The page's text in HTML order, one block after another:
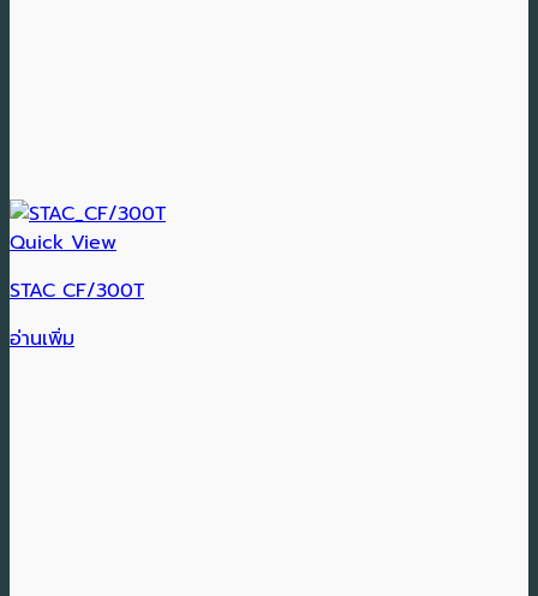
Quick View
STAC CF/300T
อ่านเพิ่ม